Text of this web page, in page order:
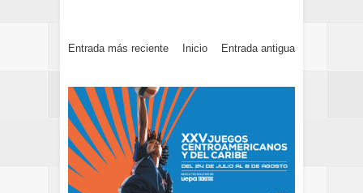
Entrada más reciente Entrada antigua
Inicio